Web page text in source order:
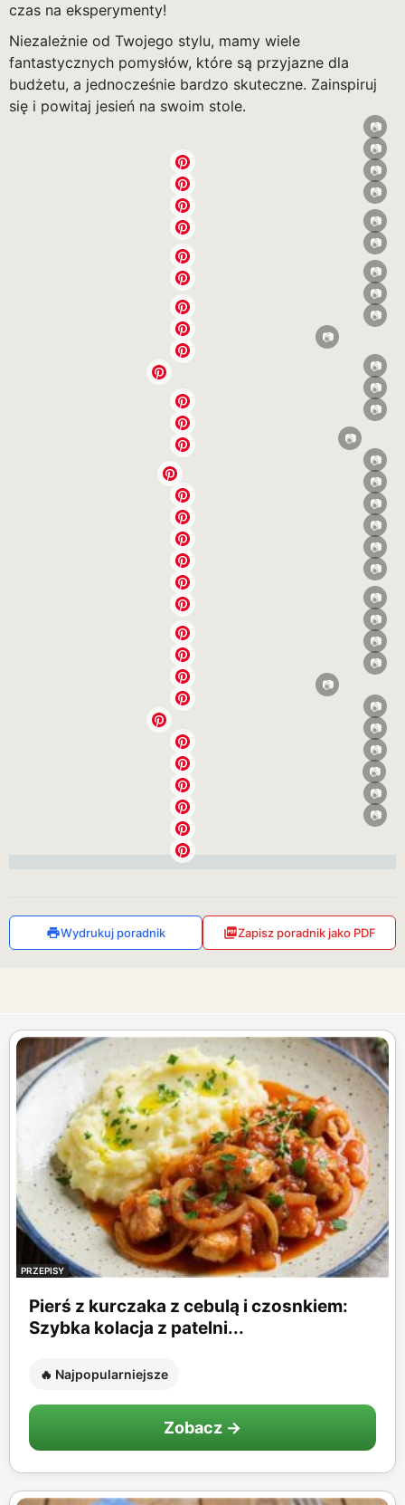
czas na eksperymenty!
Niezależnie od Twojego stylu, mamy wiele
fantastycznych pomysłów, które są przyjazne dla
budżetu, a jednocześnie bardzo skuteczne. Zainspiruj
się i powitaj jesień na swoim stole.
Wydrukuj poradnik Zapisz poradnik jako PDF
PRZEPISY
Pierś z kurczaka z cebulą i czosnkiem:
Szybka kolacja z patelni...
🔥 Najpopularniejsze
Zobacz →